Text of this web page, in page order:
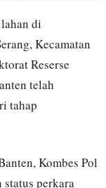
di
Kecamatan
Reserse
telah
tahap
Kombes Pol
status perkara